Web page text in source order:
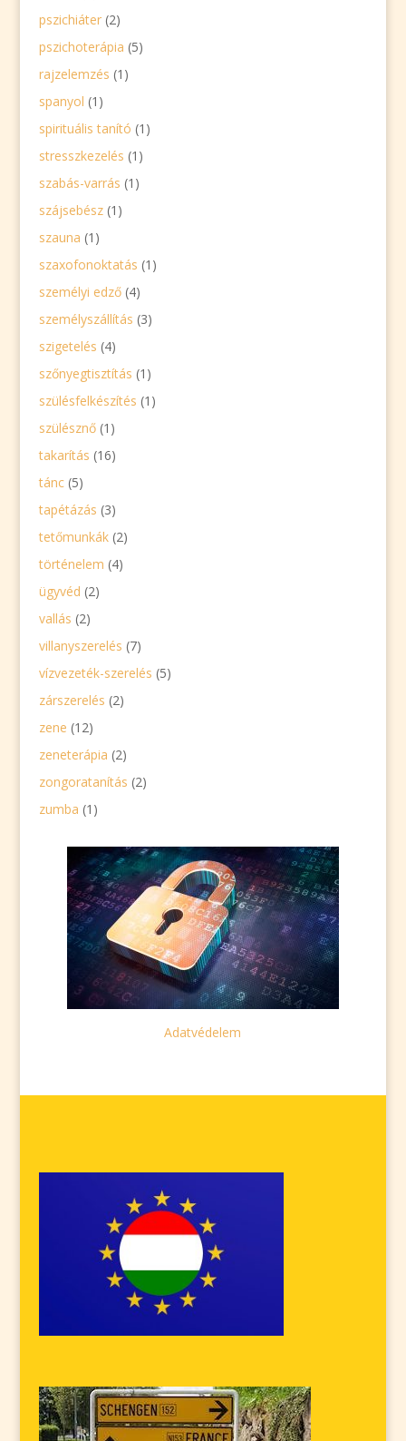
pszichiáter(2)
pszichoterápia (5)
rajzelemzés (1)
spanyol (1)
spirituális tanító (1)
stresszkezelés (1)
szabás-varrás (1)
szájsebész(1)
szauna (1)
szaxofonoktatás (1)
személyi edző(4)
személyszállítás (3)
szigetelés (4)
szőnyegtisztítás (1)
szülésfelkészítés (1)
szülésznő(1)
takarítás (16)
tánc(5)
tapétázás (3)
tetőmunkák(2)
történelem (4)
ügyvéd (2)
vallás (2)
villanyszerelés (7)
vízvezeték-szerelés (5)
zárszerelés (2)
zene (12)
zeneterápia (2)
zongoratanítás (2)
zumba (1)
Adatvédelem